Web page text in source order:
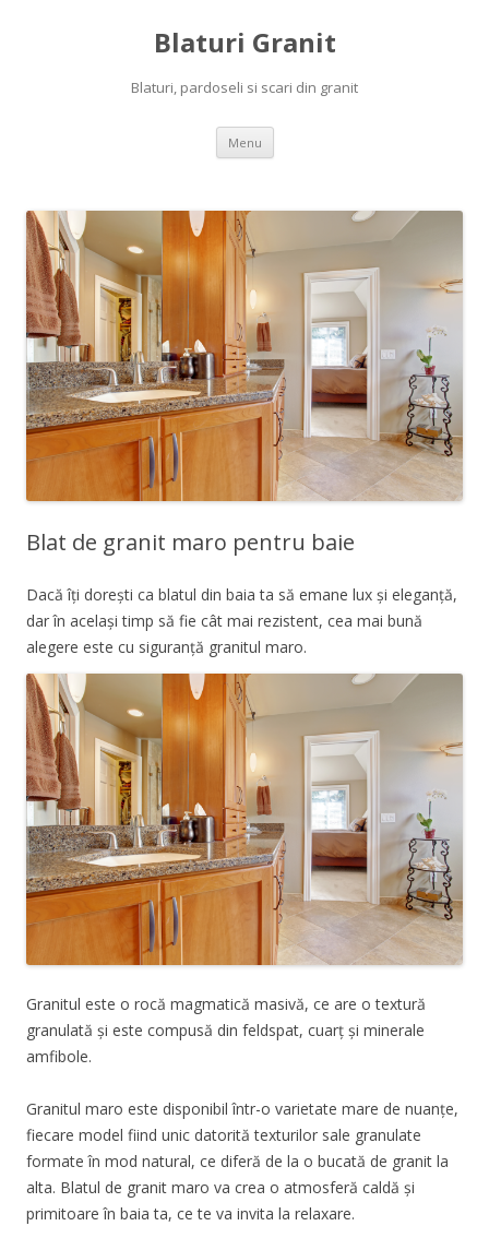
Blaturi Granit
Blaturi, pardoseli si scari din granit
Menu Skip to content
Blat de granit maro pentru baie
Dacă îți dorești ca blatul din baia ta să emane lux și eleganță,
dar în același timp să fie cât mai rezistent, cea mai bună
alegere este cu siguranță granitul maro.
Granitul este o rocă magmatică masivă, ce are o textură
granulată și este compusă din feldspat, cuarț și minerale
amfibole.
Granitul maro este disponibil într-o varietate mare de nuanțe,
fiecare model fiind unic datorită texturilor sale granulate
formate în mod natural, ce diferă de la o bucată de granit la
alta. Blatul de granit maro va crea o atmosferă caldă și
primitoare în baia ta, ce te va invita la relaxare.